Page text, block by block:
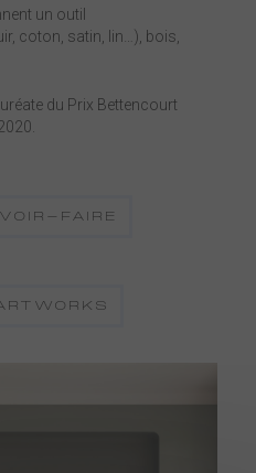
un outil
coton, satin, lin…), bois,
du Prix Bettencourt
FAIRE